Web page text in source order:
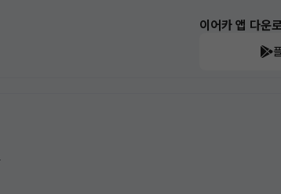
이어카 앱 다운